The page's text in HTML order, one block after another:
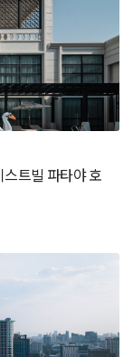
트빌 파타야 호